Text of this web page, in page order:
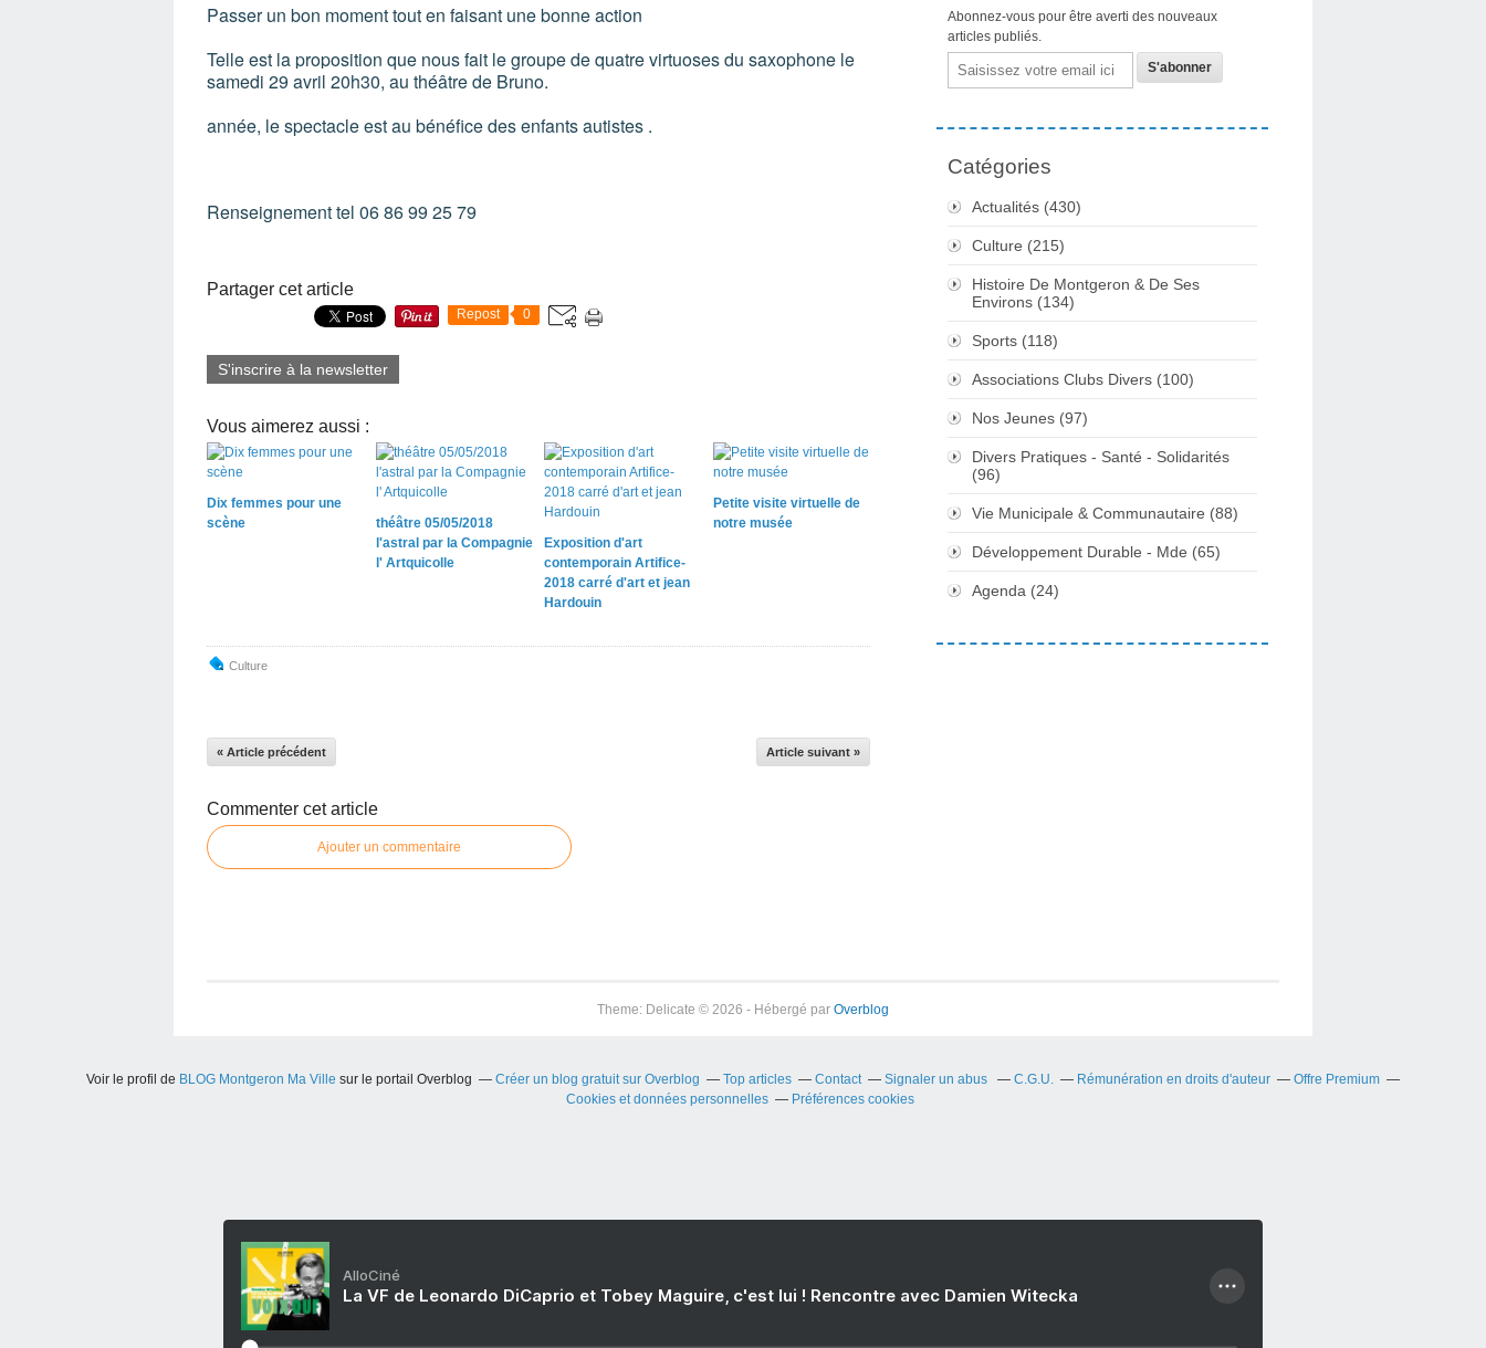
Passer un bon moment tout en faisant une bonne action
Telle est la proposition que nous fait le groupe de quatre virtuoses du saxophone le
samedi 29 avril 20h30, au théâtre de Bruno.
année, le spectacle est au bénéfice des enfants autistes .
Renseignement tel 06 86 99 25 79
Partager cet article
Repost 0
S'inscrire à la newsletter
Vous aimerez aussi :
Dix femmes pour une
scène
théâtre 05/05/2018
l'astral par la Compagnie
l' Artquicolle
Exposition d'art
contemporain Artifice-
2018 carré d'art et jean
Hardouin
Petite visite virtuelle de
notre musée
Culture
« Article précédent Article suivant »
Commenter cet article
Ajouter un commentaire
Abonnez-vous pour être averti des nouveaux
articles publiés.
Email
Catégories
Actualités (430)
Culture (215)
Histoire De Montgeron & De Ses
Environs (134)
Sports (118)
Associations Clubs Divers (100)
Nos Jeunes (97)
Divers Pratiques - Santé - Solidarités
(96)
Vie Municipale & Communautaire (88)
Développement Durable - Mde (65)
Agenda (24)
Theme: Delicate © 2026 - Hébergé par Overblog
Voir le profil de BLOG Montgeron Ma Ville sur le portail Overblog Créer un blog gratuit sur Overblog Top articles Contact Signaler un abus C.G.U. Rémunération en droits d'auteur
Offre Premium
Cookies et données personnelles
Préférences cookies
AlloCiné
La VF de Leonardo DiCaprio et Tobey Maguire, c'est lui ! Rencontre avec Damien Witecka